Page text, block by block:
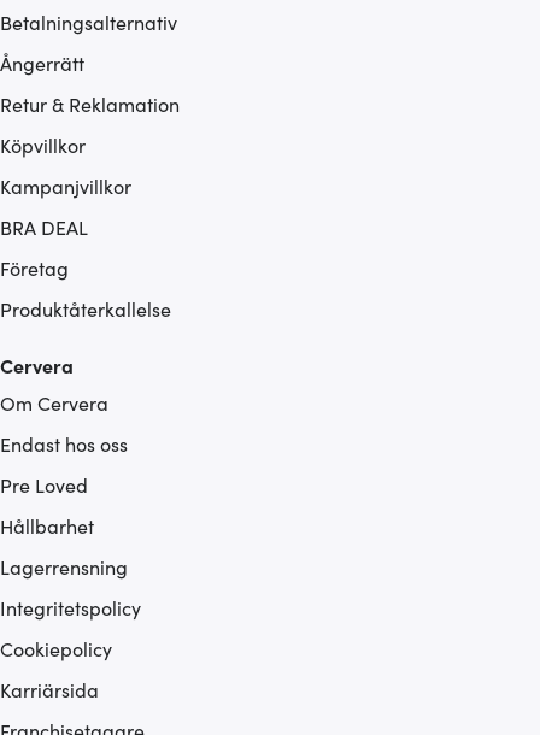
Betalningsalternativ
Ångerrätt
Retur & Reklamation
Köpvillkor
Kampanjvillkor
BRA DEAL
Företag
Produktåterkallelse
Cervera
Om Cervera
Endast hos oss
Pre Loved
Hållbarhet
Lagerrensning
Integritetspolicy
Cookiepolicy
Karriärsida